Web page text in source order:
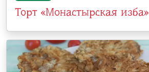
Торт «Монастырская изба»